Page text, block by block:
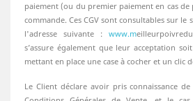
paiement (ou du premier paiement en cas
commande. Ces CGV sont consultables sur le
l'adresse suivante : www.m
s’assure également que leur acceptation
mettant en place une case à cocher et un clic
Le Client déclare avoir pris connaissance de